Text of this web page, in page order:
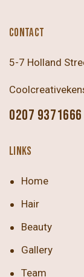
CONTACT
5-7 Holland
0207 9371666
LINKS
Home
Hair
Beauty
Gallery
Team